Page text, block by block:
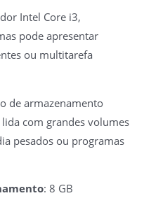
Intel Core i3,
pode apresentar
ou multitarefa
de armazenamento
com grandes volumes
pesados ou programas
: 8 GB